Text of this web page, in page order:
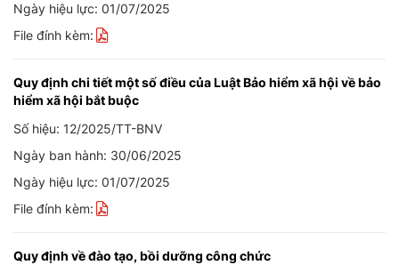
Ngày hiệu lực: 01/07/2025
File đính kèm:
Quy định chi tiết một số điều của Luật Bảo hiểm xã hội về bảo
hiểm xã hội bắt buộc
Số hiệu: 12/2025/TT-BNV
Ngày ban hành: 30/06/2025
Ngày hiệu lực: 01/07/2025
File đính kèm:
Quy định về đào tạo, bồi dưỡng công chức